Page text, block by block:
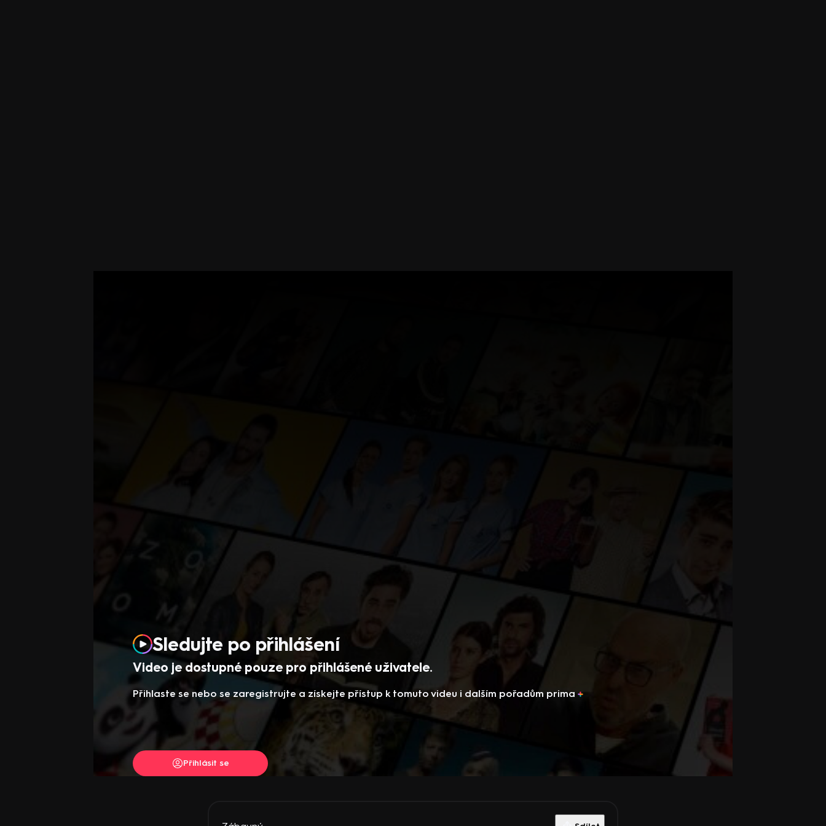
Video je dostupné pouze pro přihlášené uživatele.
Sledujte po přihlášení
Přihlaste se nebo se zaregistrujte a získejte přístup k tomuto videu i dalším pořadům prima
Přihlásit se